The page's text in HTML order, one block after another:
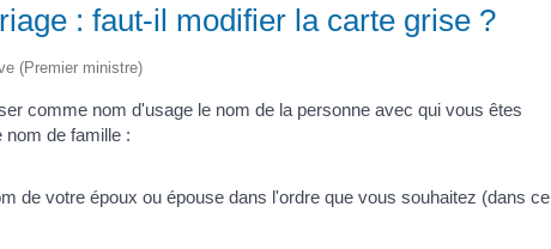
: faut-il modifier la carte grise ?
(Premier ministre)
comme nom d'usage le nom de la personne avec qui vous êtes
nom de famille :
de votre époux ou épouse dans l'ordre que vous souhaitez (dans ce